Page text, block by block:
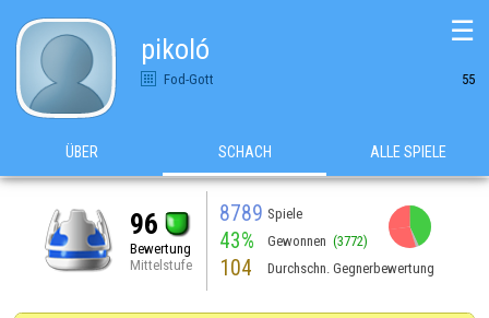
pikoló
Fod-Gott 55
☰
ÜBER SCHACH ALLE SPIELE
96
Bewertung
Mittelstufe
8789 Spiele
43% Gewonnen (3772)
104 Durchschn. Gegnerbewertung